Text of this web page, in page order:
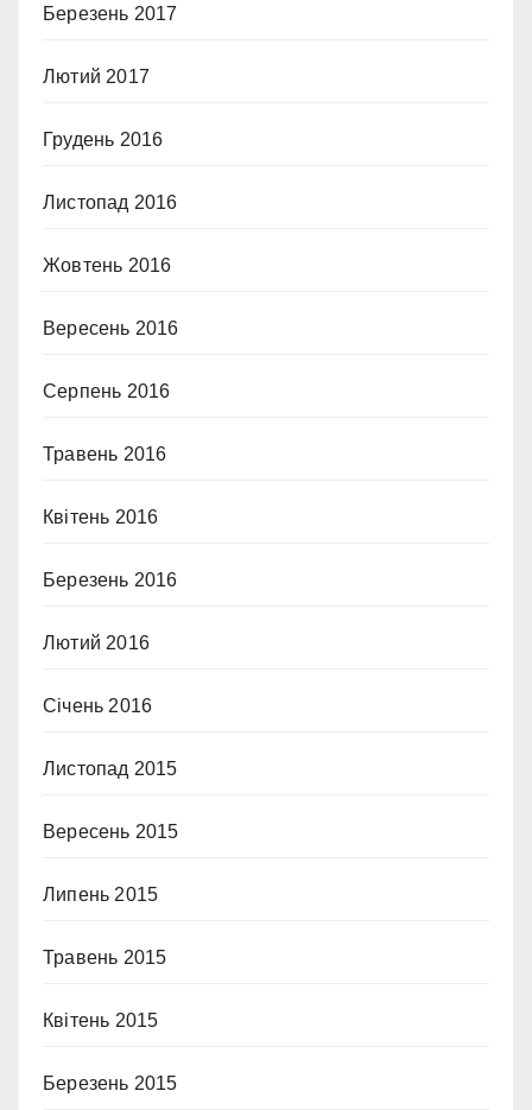
Березень 2017
Лютий 2017
Грудень 2016
Листопад 2016
Жовтень 2016
Вересень 2016
Серпень 2016
Травень 2016
Квітень 2016
Березень 2016
Лютий 2016
Січень 2016
Листопад 2015
Вересень 2015
Липень 2015
Травень 2015
Квітень 2015
Березень 2015